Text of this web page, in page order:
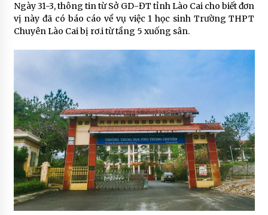
Ngày 31-3, thông tin từ Sở GD-ĐT tỉnh Lào Cai cho biết đơn
vị này đã có báo cáo về vụ việc 1 học sinh Trường THPT
Chuyên Lào Cai bị rơ.i từ tầng 5 xuống sân.